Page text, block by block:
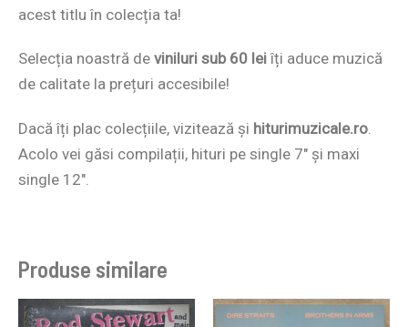
acest titlu în colecția ta!
Selecția noastră de viniluri sub 60 leiîți aduce muzică
de calitate la prețuri accesibile!
Dacă îți plac colecțiile, vizitează și hiturimuzicale.ro
Acolo vei găsi compilații, hituri pe single 7″ și maxi
single 12″.
Produse similare